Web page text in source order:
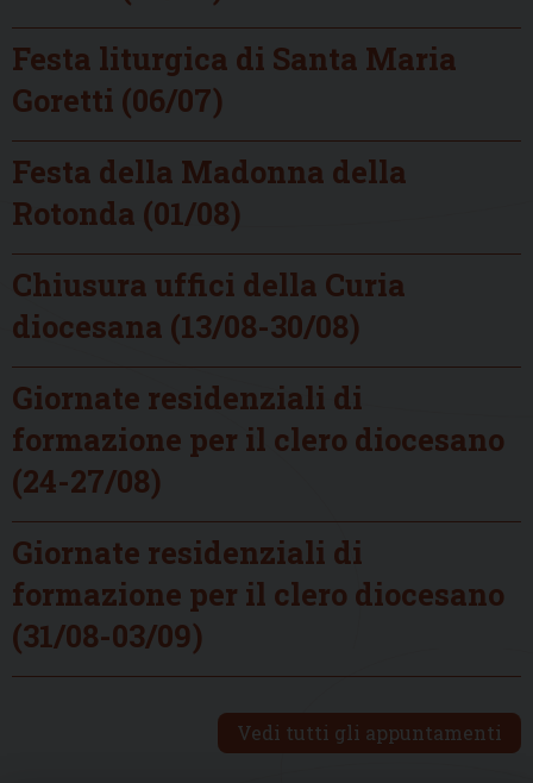
Festa liturgica di Santa Maria
Goretti (06/07)
Festa della Madonna della
Rotonda (01/08)
Chiusura uffici della Curia
diocesana (13/08-30/08)
Giornate residenziali di
formazione per il clero diocesano
(24-27/08)
Giornate residenziali di
formazione per il clero diocesano
(31/08-03/09)
Vedi tutti gli appuntamenti